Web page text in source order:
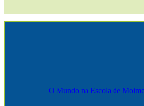
O Mundo na Escola de